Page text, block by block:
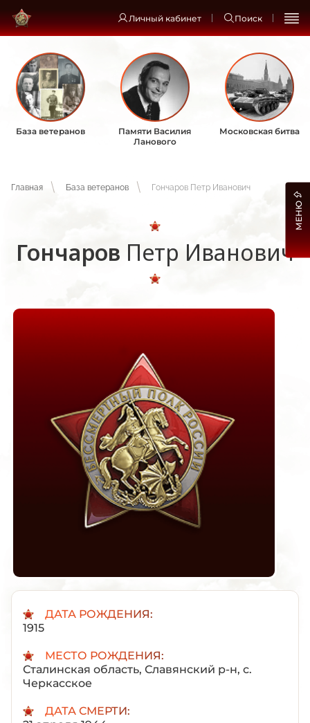
Личный кабинет Поиск
База ветеранов
Памяти Василия
Ланового
Московская битва
Главная База ветеранов Гончаров Петр Иванович
Гончаров Петр Иванович
ДАТА РОЖДЕНИЯ:
1915
МЕСТО РОЖДЕНИЯ:
Сталинская область, Славянский р-н, с.
Черкасское
ДАТА СМЕРТИ:
МЕНЮ